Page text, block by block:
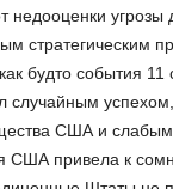
угрозы
стратегическим
будто события 11
США и
США привела к